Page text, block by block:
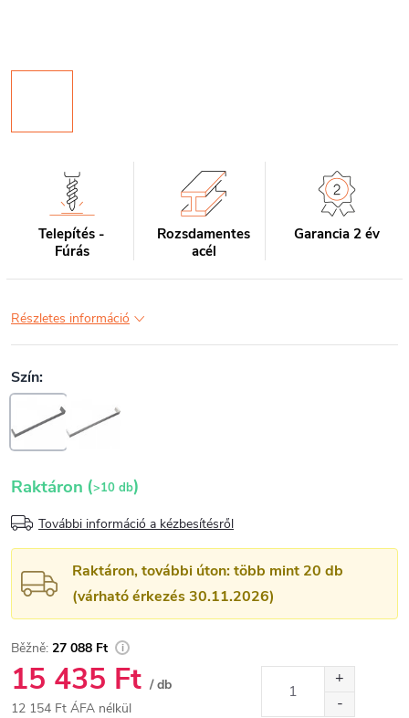
Telepítés -
Fúrás
Rozsdamentes
acél
Garancia 2 év
Részletes információ
Raktáron (>10 db)
További információ a kézbesítésről
Raktáron, további úton: több mint 20 db
(várható érkezés 30.11.2026)
27 088 Ft
15 435 Ft / db
12 154 Ft ÁFA nélkül